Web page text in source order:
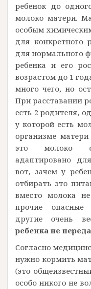
ребенок до
молоко матери.
особым
для конкретного
для нормального
ребенка и его
возрастом до 1
много чего, но
При расставании
есть 2 родителя,
у которой есть
организме
это молоко
адаптировано
вот, зачем у
отбирать это
вместо молока
прочие опасные
другие очень
ребенка не
Согласно
нужно кормить
(это
особо никого не